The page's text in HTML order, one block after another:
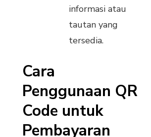
informasi atau
tautan yang
tersedia.
Cara
Penggunaan QR
Code untuk
Pembayaran